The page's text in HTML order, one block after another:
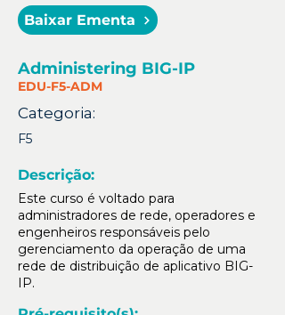
Baixar Ementa
Administering BIG-IP
EDU-F5-ADM
Categoria:
F5
Descrição:
Este curso é voltado para
administradores de rede, operadores e
engenheiros responsáveis pelo
gerenciamento da operação de uma
rede de distribuição de aplicativo BIG-
IP.